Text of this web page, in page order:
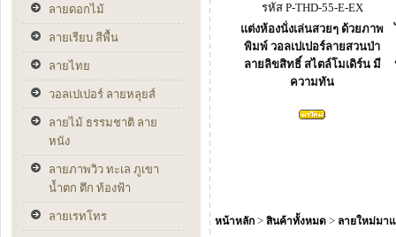
ลายดอกไม้
ลายเรียบ สีพื้น
ลายไทย
วอลเปเปอร์ ลายหลุยส์
ลายไม้ ธรรมชาติ ลาย
หนัง
ลายภาพวิว ทะเล ภูเขา
น้ำตก ตึก ท้องฟ้า
ลายเรทโทร
รหัส P-THD-55-E-EX
แต่งห้องนั่งเล่นสวยๆ ด้วยภาพ
พิมพ์ วอลเปเปอร์ลายสวนป่า
ลายลิขสิทธิ์ สไตล์โมเดิร์น มี
ความทัน
หน้าหลัก > สินค้าทั้งหมด > ลายใหม่มา